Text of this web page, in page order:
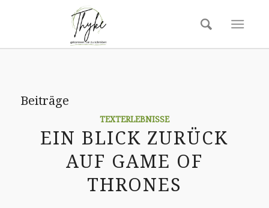
Beiträge
TEXTERLEBNISSE
EIN BLICK ZURÜCK
AUF GAME OF
THRONES